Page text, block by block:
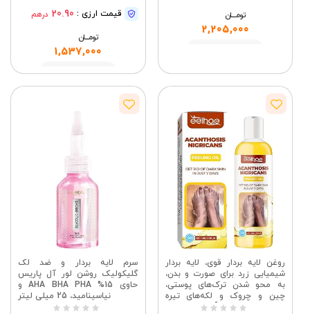
تومــــــان
2,205,000
قیمت ارزی : 20.90 درهم
تومــــــان
1,537,000
مشاهده
روغن لایه بردار قوی، لایه بردار
شیمیایی زرد برای صورت و بدن،
به محو شدن ترک‌های پوستی،
چین و چروک و لکه‌های تیره
کمک می‌کند، عمیقاً پوست را لایه
سرم لایه بردار و ضد لک
گلیکولیک روشن لور آل پاریس
حاوی 15% AHA BHA PHA و
نیاسینامید، 25 میلی لیتر